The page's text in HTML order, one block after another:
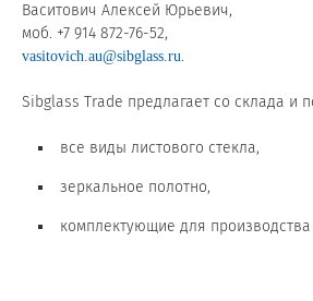
заказчиков
Техподдержка
Васитович Алексей Юрьевич,
моб. +7 914 872-76-52,
vasitovich.au@sibglass.ru.
Sibglass Trade предлагает со склада и
все виды листового стекла,
зеркальное полотно,
комплектующие для производства